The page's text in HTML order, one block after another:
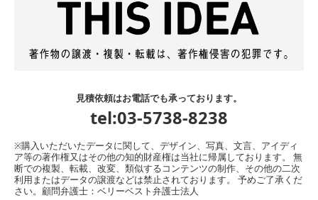
見積依頼はお電話でも承っております。
tel:03-5738-8238
※購入いただいたデータに関して、デザイン、写真、文言、アイディ
ア等の著作権又はその他の知的財産権は当社に帰属しております。 無
断での複製、転載、改変、類似するコンテンツの制作、その他の二次
利用またはデータの譲渡などは禁止されております。 予めご了承くだ
さい。顧問弁護士：ベリーベスト弁護士法人